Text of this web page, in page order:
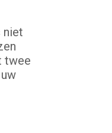
niet
twee